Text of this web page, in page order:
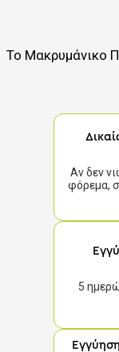
Το Μακρυμάνικο
Αν δεν
φόρεμα,
5